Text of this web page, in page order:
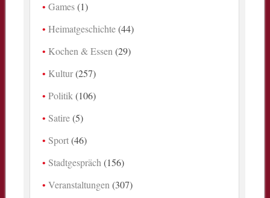
Games(1)
Heimatgeschichte(44)
Kochen & Essen (29)
Kultur(257)
Politik (106)
Satire(5)
Sport(46)
Stadtgespräch (156)
Veranstaltungen (307)